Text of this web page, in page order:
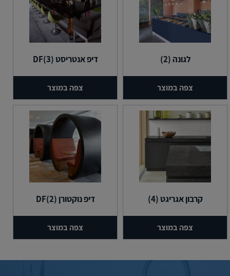
לגונה (2)
צפה במוצר
דיפ אנטריסט (3)DF
צפה במוצר
קרבון אגריגט (4)
צפה במוצר
דיפ נוקטורן (2)DF
צפה במוצר